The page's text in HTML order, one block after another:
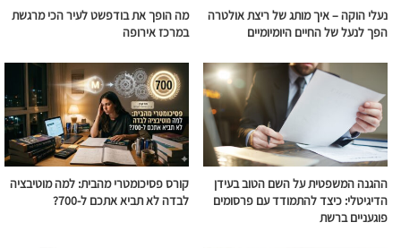
נעלי הוקה – איך מותג של ריצת אולטרה
הפך לנעל של החיים היומיומיים
מה הופך את בודפשט לעיר הכי מרגשת
במרכז אירופה
ההגנה המשפטית על השם הטוב בעידן
הדיגיטלי: כיצד להתמודד עם פרסומים
פוגעניים ברשת
קורס פסיכומטרי מהבית: למה מוטיבציה
לבדה לא תביא אתכם ל-700?